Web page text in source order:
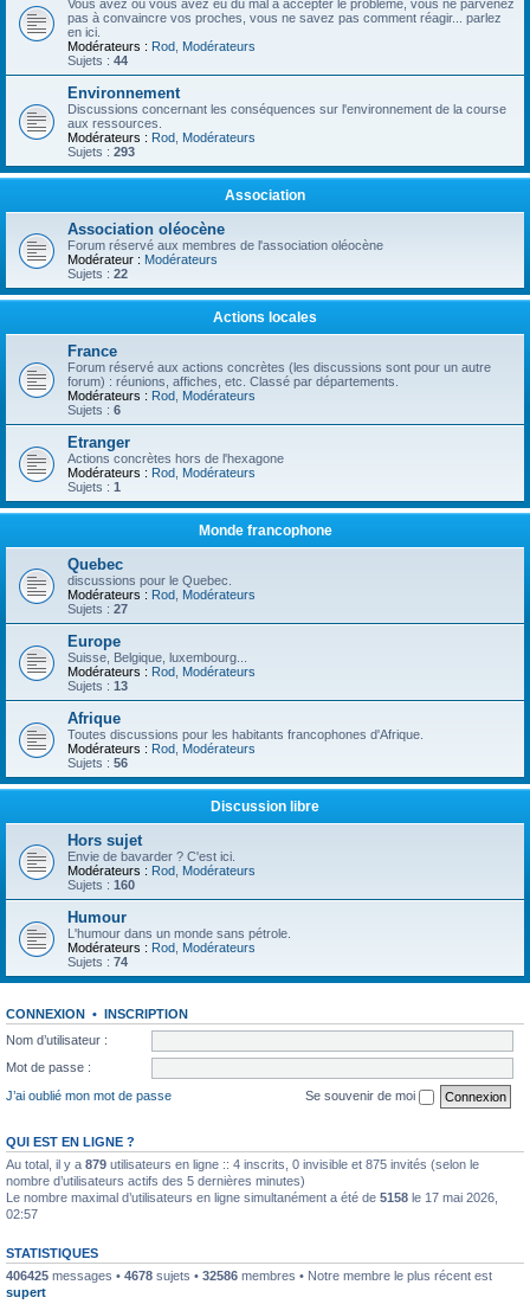
Vous avez ou vous avez eu du mal à accepter le problème, vous ne parvenez
pas à convaincre vos proches, vous ne savez pas comment réagir... parlez
en ici.
Modérateurs : Rod Modérateurs
Sujets : 44
Environnement
Discussions concernant les conséquences sur l'environnement de la course
aux ressources.
Modérateurs : Rod Modérateurs
Sujets : 293
Association
Association oléocène
Forum réservé aux membres de l'association oléocène
Modérateur : Modérateurs
Sujets : 22
Actions locales
France
Forum réservé aux actions concrètes (les discussions sont pour un autre
forum) : réunions, affiches, etc. Classé par départements.
Modérateurs : Rod Modérateurs
Sujets : 6
Etranger
Actions concrètes hors de l'hexagone
Modérateurs : Rod Modérateurs
Sujets : 1
Monde francophone
Quebec
discussions pour le Quebec.
Modérateurs : Rod Modérateurs
Sujets : 27
Europe
Suisse, Belgique, luxembourg...
Modérateurs : Rod Modérateurs
Sujets : 13
Afrique
Toutes discussions pour les habitants francophones d'Afrique.
Modérateurs : Rod Modérateurs
Sujets : 56
Discussion libre
Hors sujet
Envie de bavarder ? C'est ici.
Modérateurs : Rod Modérateurs
Sujets : 160
Humour
L'humour dans un monde sans pétrole.
Modérateurs : Rod Modérateurs
Sujets : 74
CONNEXION • INSCRIPTION
Nom d’utilisateur :
Mot de passe :
J’ai oublié mon mot de passe
Se souvenir de moi
QUI EST EN LIGNE ?
Au total, il y a 879 utilisateurs en ligne :: 4 inscrits, 0 invisible et 875 invités (selon le
nombre d’utilisateurs actifs des 5 dernières minutes)
Le nombre maximal d’utilisateurs en ligne simultanément a été de 5158 le 17 mai 2026,
02:57
STATISTIQUES
406425 messages • 4678 sujets • 32586 membres • Notre membre le plus récent est
supert